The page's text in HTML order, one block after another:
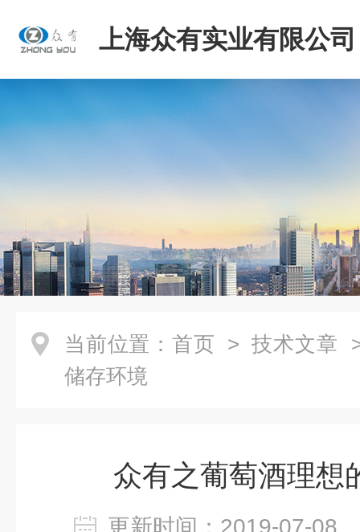
上海众有实业有限公司
当前位置： 首页 > 技术文章
储存环境
众有之葡萄酒理想
更新时间：2019-07-